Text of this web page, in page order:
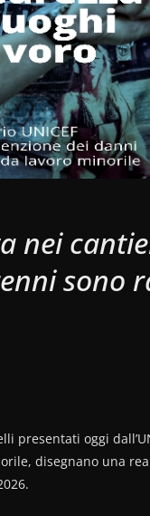
nei
sono
presentati oggi
disegnano una